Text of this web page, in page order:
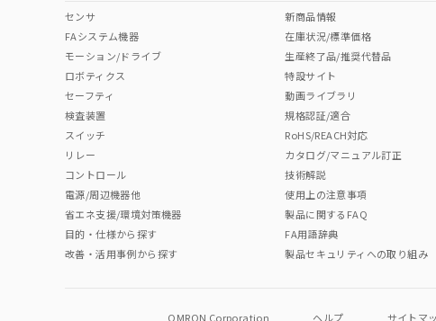
取りつけ穴加工図
中国 RoHS表
Pb Hg Cr(VI)
"対応済み"や非含有の記載がされた商品であっても、流通在庫等
非含有品が必要な際は、弊社営業部門もしくは販売店へお問い合
センサ
FAシステム機器
モーション/ドライブ
ロボティクス
セーフティ
検査装置
スイッチ
リレー
コントロール
電源/周辺機器他
省エネ支援/環境対策機器
目的・仕様から探す
改善・活用事例から探す
新商品情報
在庫状況/標準価格
生産終了品/推奨代替品
特設サイト
動画ライブラリ
規格認証/適合
RoHS/REACH対応
カタログ/マニュアル訂正
技術解説
使用上の注意事項
製品に関するFAQ
FA用語辞典
製品セキュリティへの取り組み
OMRON Corporation ヘルプ サイトマ